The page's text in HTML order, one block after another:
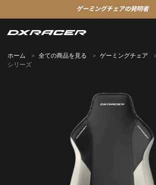
ゲーミングチェアの発明者
ホーム 全ての商品を見る ゲーミングチェア
シリーズ